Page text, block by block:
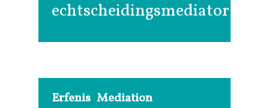
echtscheidingsmediator
Erfenis Mediation